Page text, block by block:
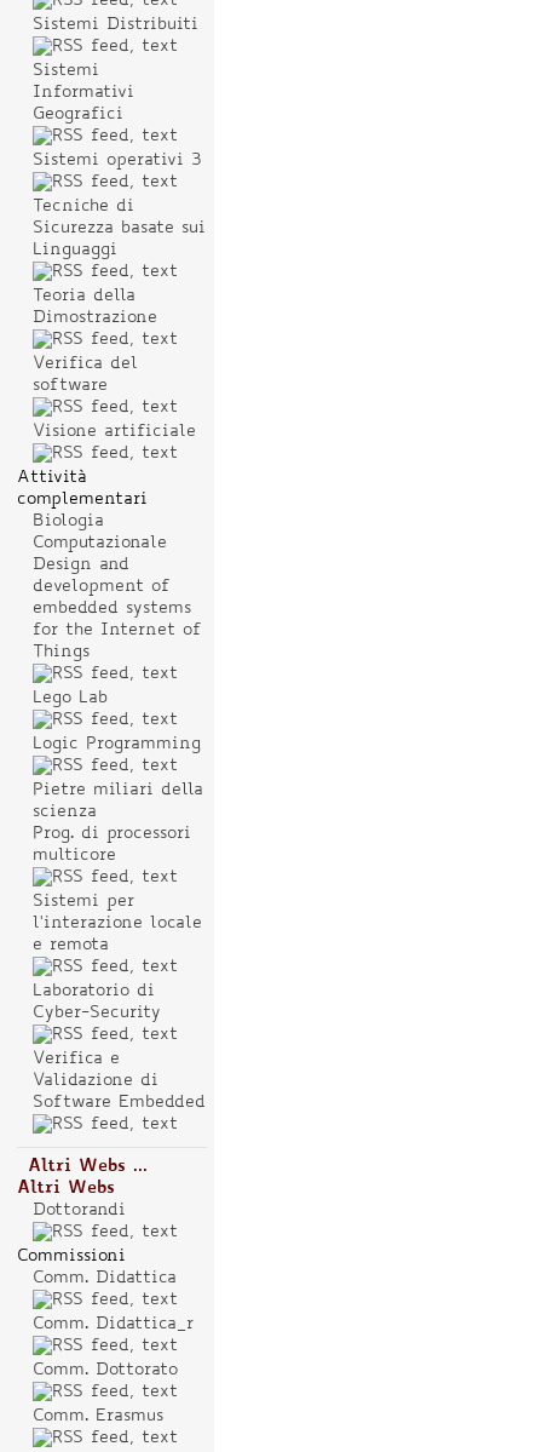
Sistemi Distribuiti
Sistemi
Informativi
Geografici
Sistemi operativi 3
Tecniche di
Sicurezza basate sui
Linguaggi
Teoria della
Dimostrazione
Verifica del
software
Visione artificiale
Attività
complementari
Biologia
Computazionale
Design and
development of
embedded systems
for the Internet of
Things
Lego Lab
Logic Programming
Pietre miliari della
scienza
Prog. di processori
multicore
Sistemi per
l'interazione locale
e remota
Laboratorio di
Cyber-Security
Verifica e
Validazione di
Software Embedded
Altri Webs ...
Altri Webs
Dottorandi
Commissioni
Comm. Didattica
Comm. Didattica_r
Comm. Dottorato
Comm. Erasmus